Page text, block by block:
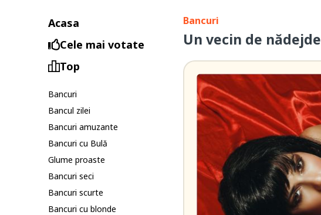
Acasa
Cele mai votate
Top
Bancuri
Bancul zilei
Bancuri amuzante
Bancuri cu Bulă
Glume proaste
Bancuri seci
Bancuri scurte
Bancuri cu blonde
Bancuri
Un vecin de nădejde